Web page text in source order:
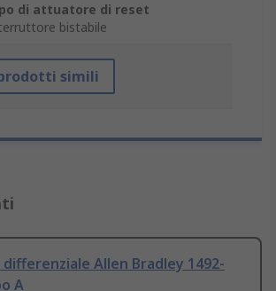
di attuatore di reset
bistabile
simili
Allen Bradley 1492-
A